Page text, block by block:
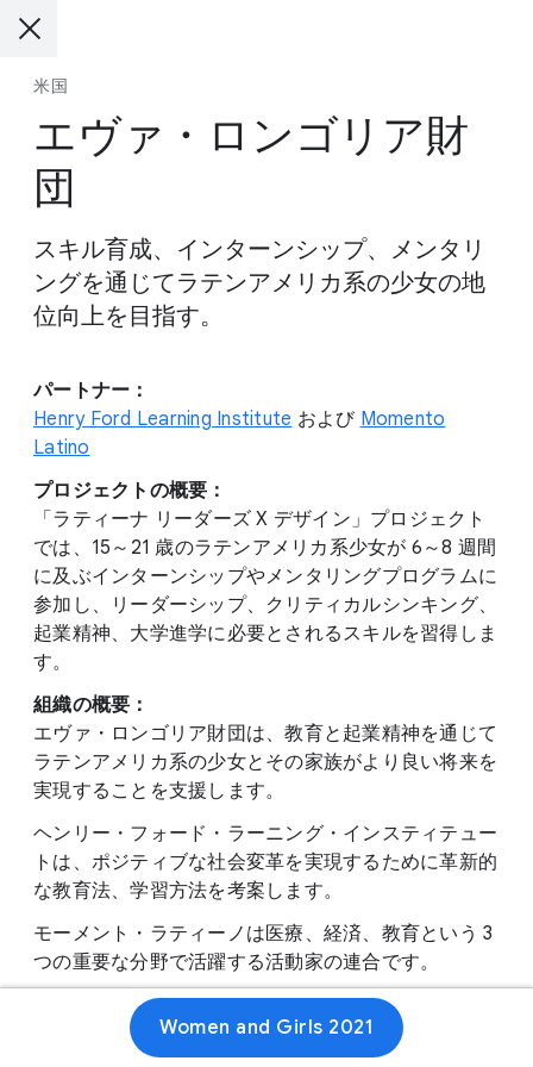
米国
エヴァ・ロンゴリア財
団
スキル育成、インターンシップ、メンタリ
ングを通じてラテンアメリカ系の少女の地
位向上を目指す。
パートナー：
Henry Ford Learning Institute および Momento
Latino
プロジェクトの概要：
「ラティーナ リーダーズ X デザイン」プロジェクト
では、15～21 歳のラテンアメリカ系少女が 6～8 週間
に及ぶインターンシップやメンタリングプログラムに
参加し、リーダーシップ、クリティカルシンキング、
起業精神、大学進学に必要とされるスキルを習得しま
す。
組織の概要：
エヴァ・ロンゴリア財団は、教育と起業精神を通じて
ラテンアメリカ系の少女とその家族がより良い将来を
実現することを支援します。
ヘンリー・フォード・ラーニング・インスティテュー
トは、ポジティブな社会変革を実現するために革新的
な教育法、学習方法を考案します。
モーメント・ラティーノは医療、経済、教育という 3
つの重要な分野で活躍する活動家の連合です。
Women and Girls 2021